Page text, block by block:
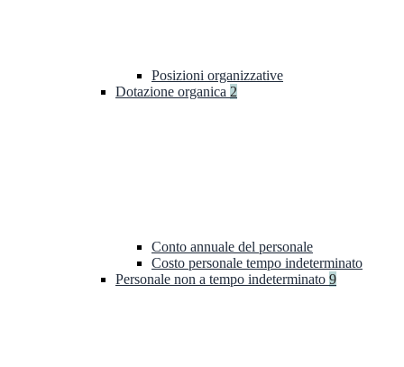
Posizioni organizzative
Dotazione organica 2
Conto annuale del personale
Costo personale tempo indeterminato
Personale non a tempo indeterminato 9